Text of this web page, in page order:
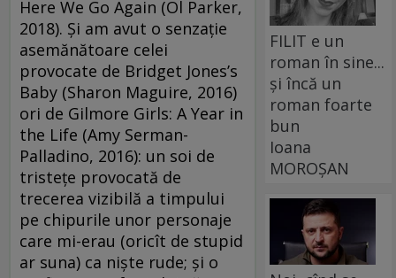
Here We Go Again (Ol Parker,
2018). Și am avut o senzație
asemănătoare celei
provocate de Bridget Jones’s
Baby (Sharon Maguire, 2016)
ori de Gilmore Girls: A Year in
the Life (Amy Serman-
Palladino, 2016): un soi de
tristețe provocată de
trecerea vizibilă a timpului
pe chipurile unor personaje
care mi-erau (oricît de stupid
ar suna) ca niște rude; și o
FILIT e un
roman în sine...
și încă un
roman foarte
bun
Ioana
MOROȘAN